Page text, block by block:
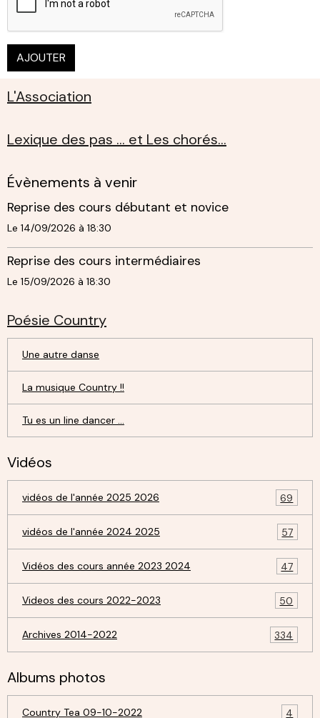
AJOUTER
L'Association
Lexique des pas ... et Les chorés...
Évènements à venir
Reprise des cours débutant et novice
Le 14/09/2026 à 18:30
Reprise des cours intermédiaires
Le 15/09/2026 à 18:30
Poésie Country
Une autre danse
La musique Country !!
Tu es un line dancer ...
Vidéos
vidéos de l'année 2025 2026 69
vidéos de l'année 2024 2025 57
Vidéos des cours année 2023 2024 47
Videos des cours 2022-2023 50
Archives 2014-2022 334
Albums photos
Country Tea 09-10-2022 4